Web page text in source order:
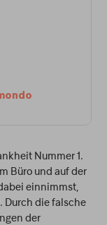
Nummer 1.
Büro und auf der
einnimmst,
Durch die falsche
der